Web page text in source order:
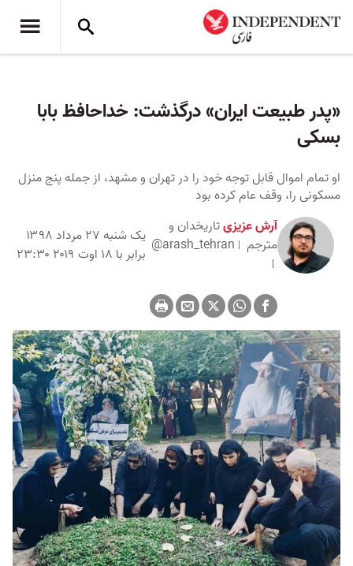
«پدر طبیعت ایران»‌ درگذشت: خداحافظ بابا
بسکی
او تمام اموال قابل توجه خود را در تهران و مشهد، از جمله پنج منزل
مسکونی را، وقف عام کرده بود
آرش عزیزیتاریخدان و
مترجم
@arash_tehran
یک شنبه ۲۷ مرداد ۱۳۹۸
برابر با ۱۸ اوت ۲۰۱۹ ۲۳:۳۰